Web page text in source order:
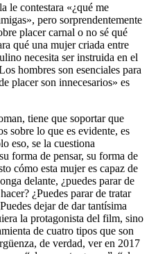
le contestara «¿qué me
pero sorprendentemente
placer carnal o no sé qué
qué una mujer criada entre
necesita ser instruida en el
hombres son esenciales para
placer son innecesarios» es
tiene que soportar que
sobre lo que es evidente, es
eso, se la cuestiona
forma de pensar, su forma de
cómo esta mujer es capaz de
delante, ¿puedes parar de
¿Puedes parar de tratar
dejar de dar tantísima
la protagonista del film, sino
de cuatro tipos que son
de verdad, ver en 2017